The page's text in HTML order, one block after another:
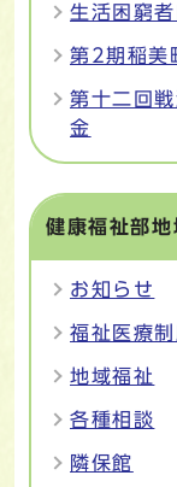
生活困窮
第2期稲美
第十二回
金
健康福祉部地
お知らせ
福祉医療
地域福祉
各種相談
隣保館